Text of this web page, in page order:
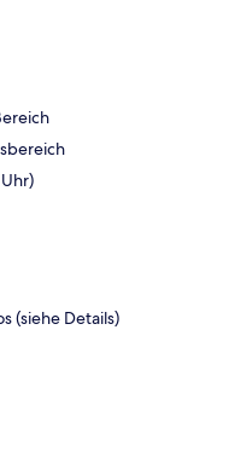
(siehe Details)